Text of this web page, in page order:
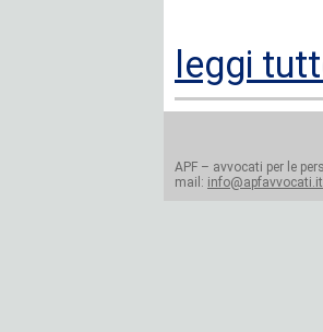
leggi
APF – avvocati per le
mail: info@apfavvocati.it